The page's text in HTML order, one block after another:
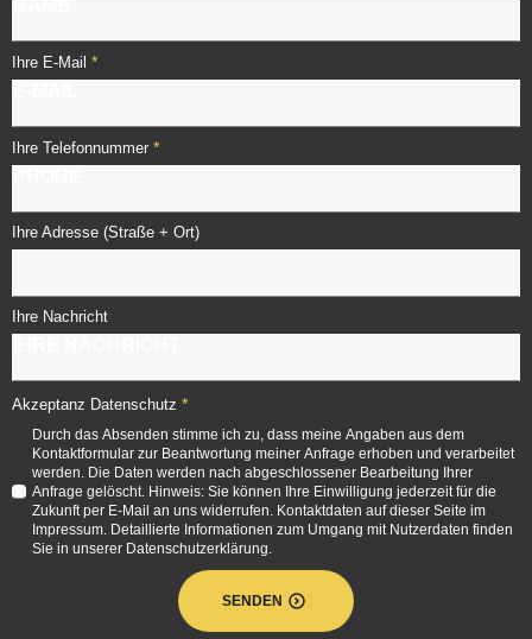
Ihre E-Mail *
Ihre Telefonnummer *
Ihre Adresse (Straße + Ort)
Ihre Nachricht
Akzeptanz Datenschutz *
Durch das Absenden stimme ich zu, dass meine Angaben aus dem
Kontaktformular zur Beantwortung meiner Anfrage erhoben und verarbeitet
werden. Die Daten werden nach abgeschlossener Bearbeitung Ihrer
Anfrage gelöscht. Hinweis: Sie können Ihre Einwilligung jederzeit für die
Zukunft per E-Mail an uns widerrufen. Kontaktdaten auf dieser Seite im
Impressum. Detaillierte Informationen zum Umgang mit Nutzerdaten finden
Sie in unserer Datenschutzerklärung.
SENDEN